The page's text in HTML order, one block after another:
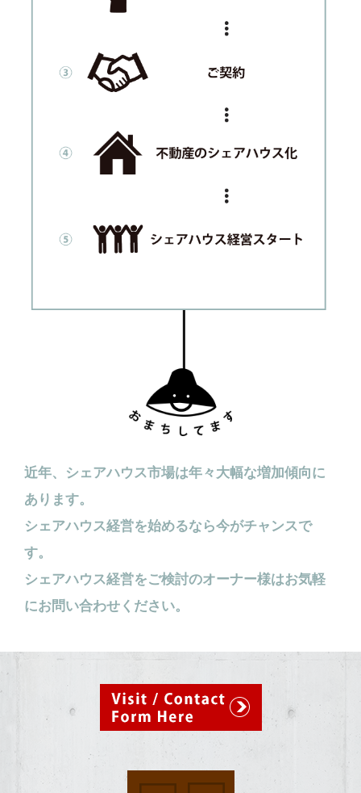
近年、シェアハウス市場は年々大幅な増加傾向に
あります。
シェアハウス経営を始めるなら今がチャンスで
す。
シェアハウス経営をご検討のオーナー様はお気軽
にお問い合わせください。